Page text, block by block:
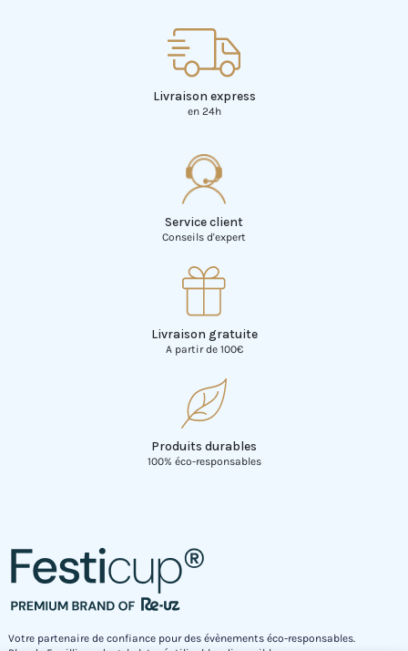
Livraison express
en 24h
Service client
Conseils d'expert
Livraison gratuite
A partir de 100€
Produits durables
100% éco-responsables
Votre partenaire de confiance pour des évènements éco-responsables.